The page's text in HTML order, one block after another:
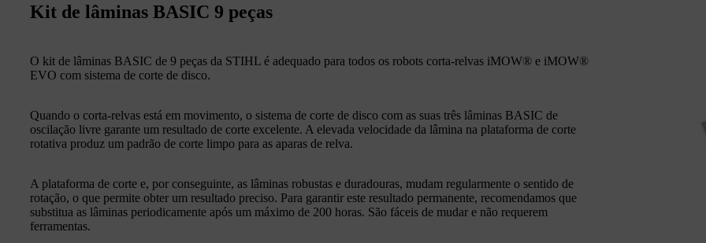
Kit de lâminas BASIC 9 peças
O kit de lâminas BASIC de 9 peças da STIHL é adequado para todos os robots corta-relvas iMOW® e iMOW®
EVO com sistema de corte de disco.
Quando o corta-relvas está em movimento, o sistema de corte de disco com as suas três lâminas BASIC de
oscilação livre garante um resultado de corte excelente. A elevada velocidade da lâmina na plataforma de corte
rotativa produz um padrão de corte limpo para as aparas de relva.
A plataforma de corte e, por conseguinte, as lâminas robustas e duradouras, mudam regularmente o sentido de
rotação, o que permite obter um resultado preciso. Para garantir este resultado permanente, recomendamos que
substitua as lâminas periodicamente após um máximo de 200 horas. São fáceis de mudar e não requerem
ferramentas.